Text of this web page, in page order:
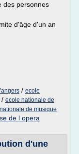
des personnes
d'âge d'un an
/ ecole
/ ecole nationale de
de musique
de l opera
d'une